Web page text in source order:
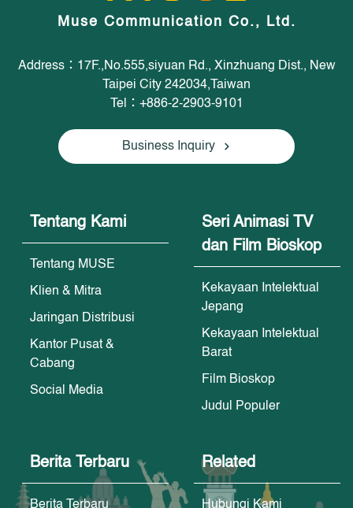
Muse Communication Co., Ltd.
Address：17F.,No.555,siyuan Rd., Xinzhuang Dist., New
Taipei City 242034,Taiwan
Tel：+886-2-2903-9101
Business Inquiry
Tentang Kami
Tentang MUSE
Klien & Mitra
Jaringan Distribusi
Kantor Pusat &
Cabang
Social Media
Seri Animasi TV
dan Film Bioskop
Kekayaan Intelektual
Jepang
Kekayaan Intelektual
Barat
Film Bioskop
Judul Populer
Berita Terbaru
Berita Terbaru
Related
Hubungi Kami